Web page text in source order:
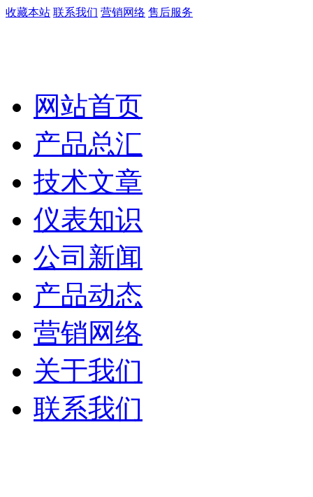
收藏本站 联系我们 营销网络 售后服务
网站首页
产品总汇
技术文章
仪表知识
公司新闻
产品动态
营销网络
关于我们
联系我们